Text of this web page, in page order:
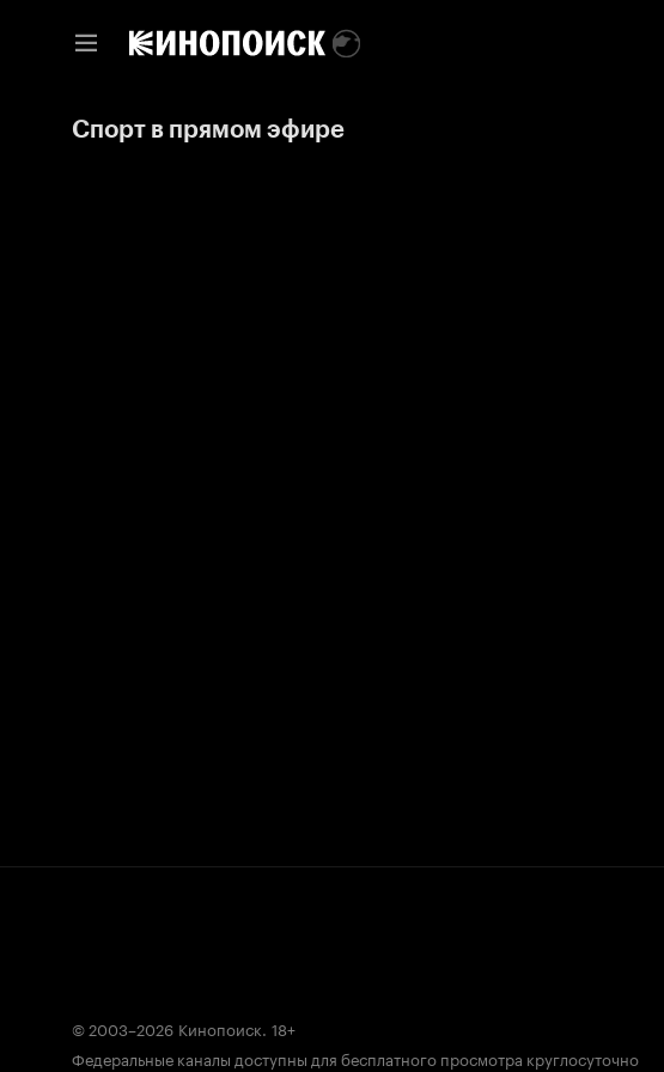
Спорт в прямом эфире
© 2003–2026 Кинопоиск. 18+
Федеральные каналы доступны для бесплатного просмотра круглосуточно